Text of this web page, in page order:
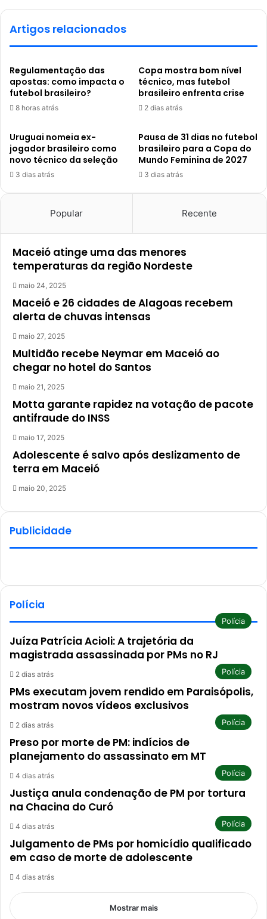
Artigos relacionados
Regulamentação das
apostas: como impacta o
futebol brasileiro?
8 horas atrás
Copa mostra bom nível
técnico, mas futebol
brasileiro enfrenta crise
2 dias atrás
Uruguai nomeia ex-
jogador brasileiro como
novo técnico da seleção
3 dias atrás
Pausa de 31 dias no futebol
brasileiro para a Copa do
Mundo Feminina de 2027
3 dias atrás
Popular Recente
Maceió atinge uma das menores
temperaturas da região Nordeste
maio 24, 2025
Maceió e 26 cidades de Alagoas recebem
alerta de chuvas intensas
maio 27, 2025
Multidão recebe Neymar em Maceió ao
chegar no hotel do Santos
maio 21, 2025
Motta garante rapidez na votação de pacote
antifraude do INSS
maio 17, 2025
Adolescente é salvo após deslizamento de
terra em Maceió
maio 20, 2025
Publicidade
Polícia
Polícia
Juíza Patrícia Acioli: A trajetória da
magistrada assassinada por PMs no RJ
2 dias atrás Polícia
PMs executam jovem rendido em Paraisópolis,
mostram novos vídeos exclusivos
2 dias atrás Polícia
Preso por morte de PM: indícios de
planejamento do assassinato em MT
4 dias atrás Polícia
Justiça anula condenação de PM por tortura
na Chacina do Curó
4 dias atrás Polícia
Julgamento de PMs por homicídio qualificado
em caso de morte de adolescente
4 dias atrás
Mostrar mais